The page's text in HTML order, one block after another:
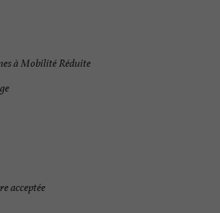
à Mobilité Réduite
acceptée